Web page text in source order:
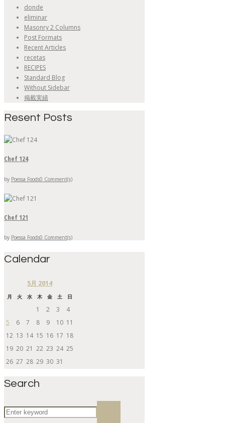
donde
eliminar
Masonry 2 Columns
Post Formats
Recent Articles
recetas
RECIPES
Standard Blog
Without Sidebar
掲載実績
Resent Posts
Chef 124
by Poessa Foods0 Comment(s)
Chef 121
by Poessa Foods0 Comment(s)
Calendar
5月 2014
月 火 水 木 金 土 日
1 2 3
4
5
6 7 8 9 10 11
12 13 14 15 16 17 18
19 20 21 22 23 24 25
26 27 28 29 30 31
Search